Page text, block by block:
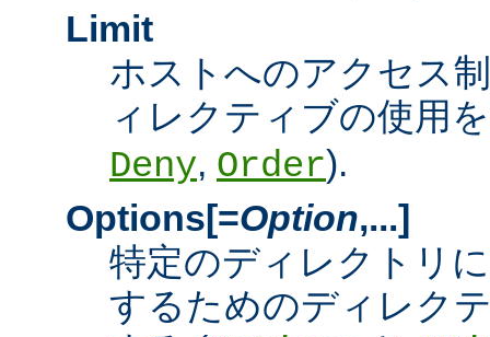
Limit
ホストへのアクセス
ィレクティブの使用
Deny, Order).
Options[=Option,...]
特定のディレクトリ
するためのディレク